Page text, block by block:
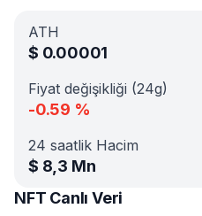
ATH
$ 0.00001
Fiyat değişikliği (24g)
-0.59 %
24 saatlik Hacim
$ 8,3 Mn
NFT Canlı Veri